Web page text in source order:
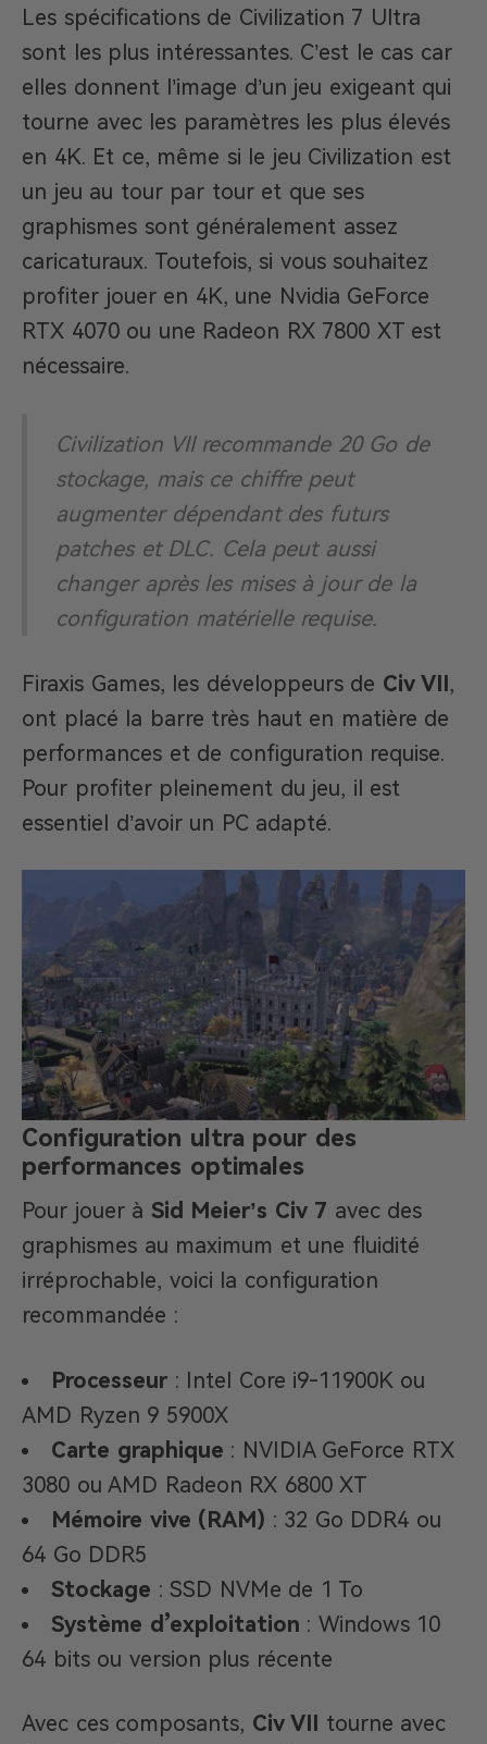
Les spécifications de Civilization 7 Ultra
sont les plus intéressantes. C’est le cas car
elles donnent l’image d’un jeu exigeant qui
tourne avec les paramètres les plus élevés
en 4K. Et ce, même si le jeu Civilization est
un jeu au tour par tour et que ses
graphismes sont généralement assez
caricaturaux. Toutefois, si vous souhaitez
profiter jouer en 4K, une Nvidia GeForce
RTX 4070 ou une Radeon RX 7800 XT est
nécessaire.
Civilization VII recommande 20 Go de
stockage, mais ce chiffre peut
augmenter dépendant des futurs
patches et DLC. Cela peut aussi
changer après les mises à jour de la
configuration matérielle requise.
Firaxis Games, les développeurs de Civ VII,
ont placé la barre très haut en matière de
performances et de configuration requise.
Pour profiter pleinement du jeu, il est
essentiel d’avoir un PC adapté.
Configuration ultra pour des
performances optimales
Pour jouer à Sid Meier’s Civ 7 avec des
graphismes au maximum et une fluidité
irréprochable, voici la configuration
recommandée :
Processeur : Intel Core i9-11900K ou
AMD Ryzen 9 5900X
Carte graphique : NVIDIA GeForce RTX
3080 ou AMD Radeon RX 6800 XT
Mémoire vive (RAM) : 32 Go DDR4 ou
64 Go DDR5
Stockage : SSD NVMe de 1 To
Système d’exploitation : Windows 10
64 bits ou version plus récente
Avec ces composants, Civ VII tourne avec